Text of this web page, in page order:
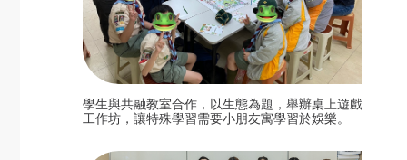
學生與共融教室合作，以生態為題，舉辦桌上遊戲
工作坊，讓特殊學習需要小朋友寓學習於娛樂。